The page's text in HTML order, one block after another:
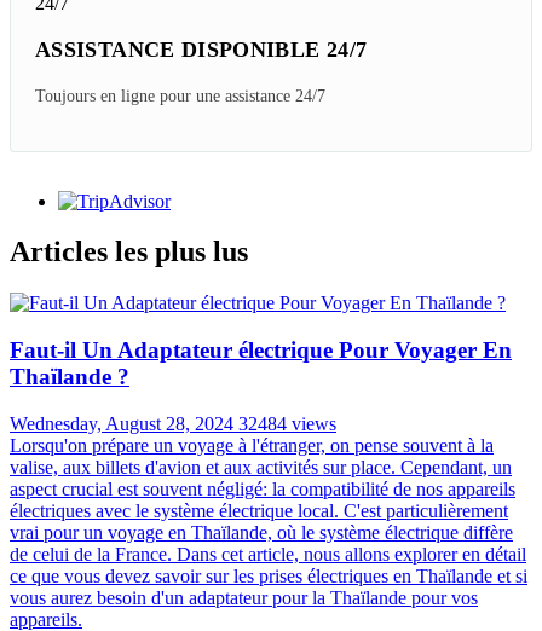
ASSISTANCE DISPONIBLE 24/7
Toujours en ligne pour une assistance 24/7
Articles les plus lus
Faut-il Un Adaptateur électrique Pour Voyager En
Thaïlande ?
Wednesday, August 28, 2024 32484 views
Lorsqu'on prépare un voyage à l'étranger, on pense souvent à la
valise, aux billets d'avion et aux activités sur place. Cependant, un
aspect crucial est souvent négligé: la compatibilité de nos appareils
électriques avec le système électrique local. C'est particulièrement
vrai pour un voyage en Thaïlande, où le système électrique diffère
de celui de la France. Dans cet article, nous allons explorer en détail
ce que vous devez savoir sur les prises électriques en Thaïlande et si
vous aurez besoin d'un adaptateur pour la Thaïlande pour vos
appareils.